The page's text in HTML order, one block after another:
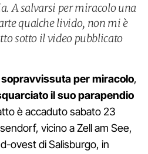
A salvarsi per miracolo una
qualche livido, non mi è
sotto il video pubblicato
sopravvissuta per miracolo,
il suo parapendio
è accaduto sabato 23
vicino a Zell am See,
ovest di Salisburgo, in